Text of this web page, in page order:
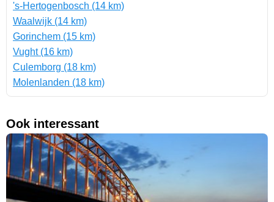
's-Hertogenbosch (14 km)
Waalwijk (14 km)
Gorinchem (15 km)
Vught (16 km)
Culemborg (18 km)
Molenlanden (18 km)
Ook interessant